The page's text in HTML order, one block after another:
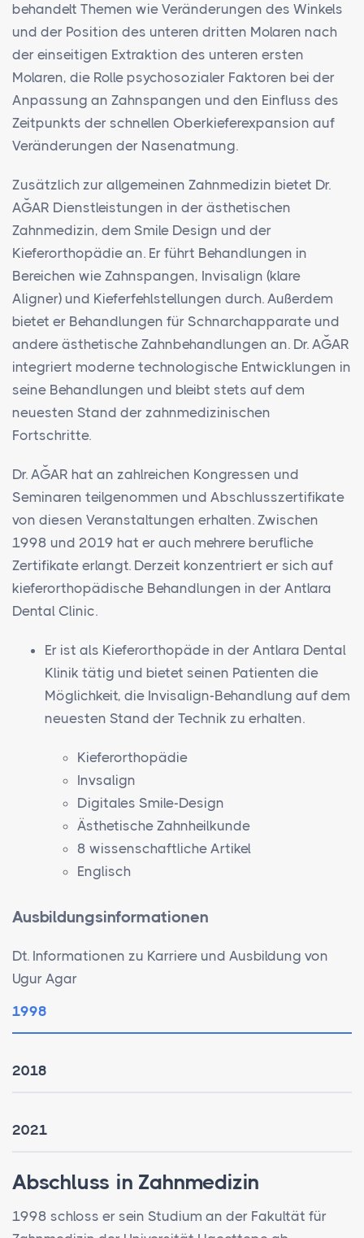
behandelt Themen wie Veränderungen des Winkels
und der Position des unteren dritten Molaren nach
der einseitigen Extraktion des unteren ersten
Molaren, die Rolle psychosozialer Faktoren bei der
Anpassung an Zahnspangen und den Einfluss des
Zeitpunkts der schnellen Oberkieferexpansion auf
Veränderungen der Nasenatmung.
Zusätzlich zur allgemeinen Zahnmedizin bietet Dr.
AĞAR Dienstleistungen in der ästhetischen
Zahnmedizin, dem Smile Design und der
Kieferorthopädie an. Er führt Behandlungen in
Bereichen wie Zahnspangen, Invisalign (klare
Aligner) und Kieferfehlstellungen durch. Außerdem
bietet er Behandlungen für Schnarchapparate und
andere ästhetische Zahnbehandlungen an. Dr. AĞAR
integriert moderne technologische Entwicklungen in
seine Behandlungen und bleibt stets auf dem
neuesten Stand der zahnmedizinischen
Fortschritte.
Dr. AĞAR hat an zahlreichen Kongressen und
Seminaren teilgenommen und Abschlusszertifikate
von diesen Veranstaltungen erhalten. Zwischen
1998 und 2019 hat er auch mehrere berufliche
Zertifikate erlangt. Derzeit konzentriert er sich auf
kieferorthopädische Behandlungen in der Antlara
Dental Clinic.
Er ist als Kieferorthopäde in der Antlara Dental
Klinik tätig und bietet seinen Patienten die
Möglichkeit, die Invisalign-Behandlung auf dem
neuesten Stand der Technik zu erhalten.
Kieferorthopädie
Invsalign
Digitales Smile-Design
Ästhetische Zahnheilkunde
8 wissenschaftliche Artikel
Englisch
Ausbildungsinformationen
Dt. Informationen zu Karriere und Ausbildung von
Ugur Agar
1998
2018
2021
Abschluss in Zahnmedizin
1998 schloss er sein Studium an der Fakultät für